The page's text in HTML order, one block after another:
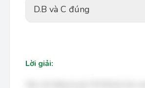
D.B và C đúng
Lời giải: